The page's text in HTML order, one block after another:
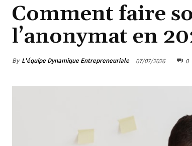
Comment faire
l’anonymat en
By L'équipe Dynamique Entrepreneuriale 07/07/2026 0